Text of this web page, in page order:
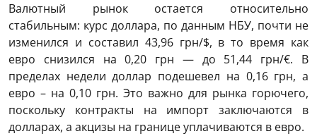
Валютный рынок остается относительно
стабильным: курс доллара, по данным НБУ, почти не
изменился и составил 43,96 грн/$, в то время как
евро снизился на 0,20 грн — до 51,44 грн/€. В
пределах недели доллар подешевел на 0,16 грн, а
евро – на 0,10 грн. Это важно для рынка горючего,
поскольку контракты на импорт заключаются в
долларах, а акцизы на границе уплачиваются в евро.